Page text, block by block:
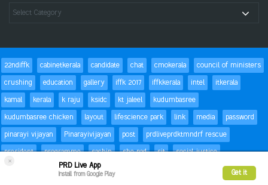
×
PRD Live App
Install from Google Play Get it
22ndiffk cabinetkerala candidate chat cmokerala
council of ministers
crushing
education gallery iffk 2017 iffkkerala intel
itkerala
kamal
kerala k raju ksidc kt jaleel
kudumbasree
kudumbasree chicken
layout lifescience park link media
password
pinarayi vijayan
Pinarayivijayan post
prdliveprdktmndrf rescue
president
programme sachin she pad sit
social justice
status Success
trackbacks